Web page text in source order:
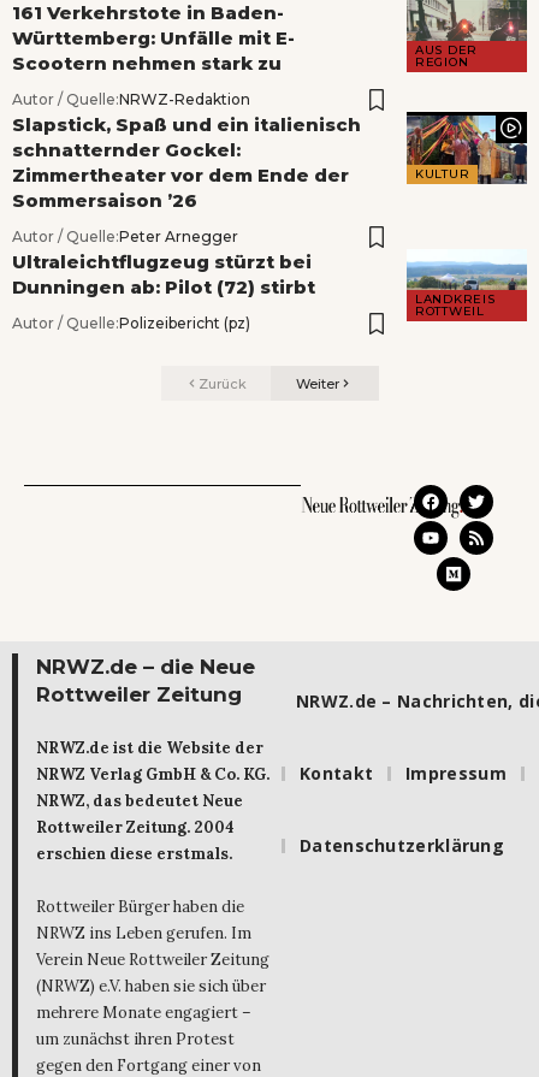
AUS DER
REGION
161 Verkehrstote in Baden-
Württemberg: Unfälle mit E-
Scootern nehmen stark zu
Autor / Quelle:NRWZ-Redaktion
KULTUR
Slapstick, Spaß und ein italienisch
schnatternder Gockel:
Zimmertheater vor dem Ende der
Sommersaison ’26
Autor / Quelle:Peter Arnegger
LANDKREIS
ROTTWEIL
Ultraleichtflugzeug stürzt bei
Dunningen ab: Pilot (72) stirbt
Autor / Quelle:Polizeibericht (pz)
Zurück Weiter
NRWZ.de – die Neue
Rottweiler Zeitung
NRWZ.de ist die Website der
NRWZ Verlag GmbH & Co. KG.
NRWZ, das bedeutet Neue
Rottweiler Zeitung. 2004
erschien diese erstmals.
Rottweiler Bürger haben die
NRWZ ins Leben gerufen. Im
Verein Neue Rottweiler Zeitung
(NRWZ) e.V. haben sie sich über
mehrere Monate engagiert –
um zunächst ihren Protest
gegen den Fortgang einer von
NRWZ.de – Nachrichten,
Kontakt Impressum
Datenschutzerklärung